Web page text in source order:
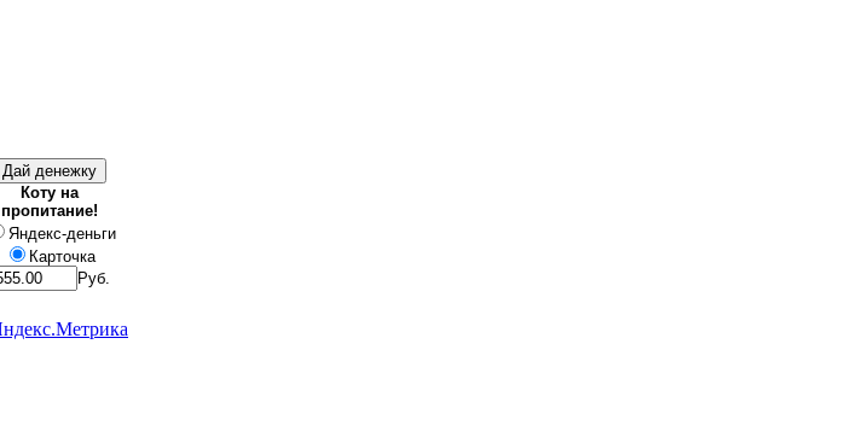
Коту на
пропитание!
Яндекс-деньги
Карточка
Руб.